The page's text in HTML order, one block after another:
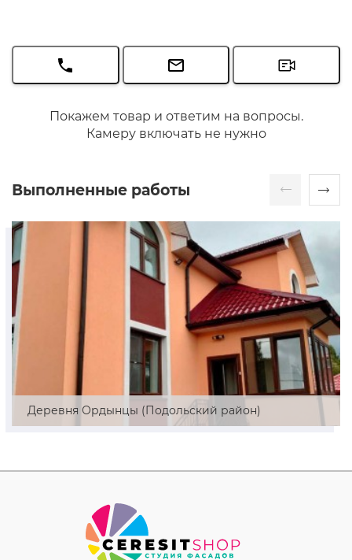
Покажем товар и ответим на вопросы.
Камеру включать не нужно
Выполненные работы
Деревня Ордынцы (Подольский район)